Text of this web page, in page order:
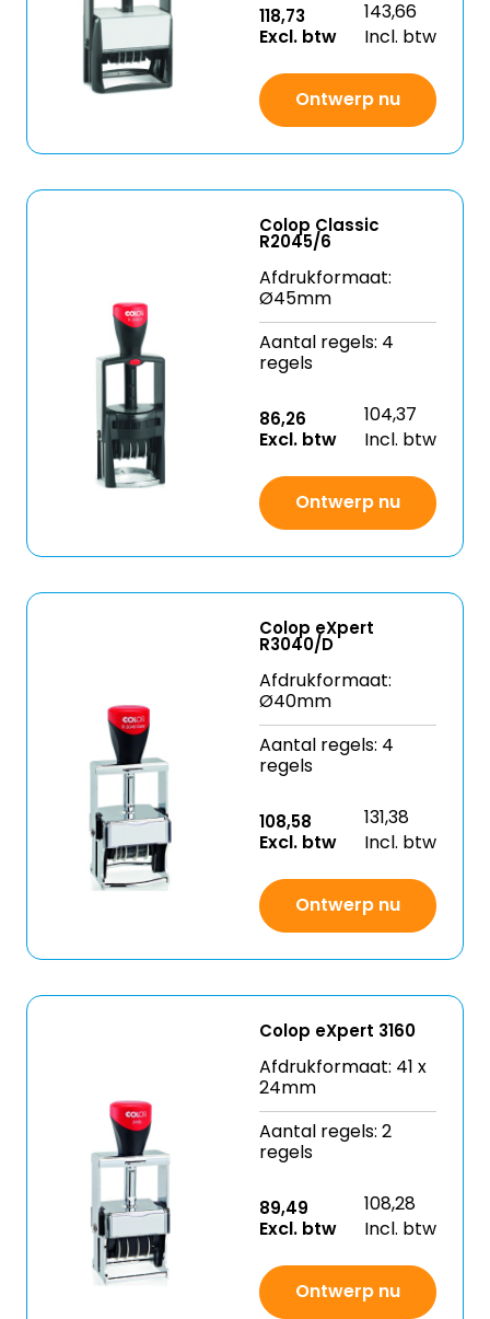
118,73
Excl. btw
143,66
Incl. btw
Ontwerp nu
Colop Classic
R2045/6
Afdrukformaat:
Ø45mm
Aantal regels: 4
regels
86,26
Excl. btw
104,37
Incl. btw
Ontwerp nu
Colop eXpert
R3040/D
Afdrukformaat:
Ø40mm
Aantal regels: 4
regels
108,58
Excl. btw
131,38
Incl. btw
Ontwerp nu
Colop eXpert 3160
Afdrukformaat: 41 x
24mm
Aantal regels: 2
regels
89,49
Excl. btw
108,28
Incl. btw
Ontwerp nu